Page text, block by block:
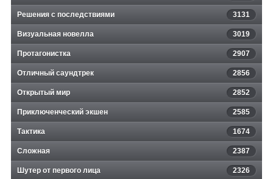
Решения с последствиями 3131
Визуальная новелла 3019
Протагонистка 2907
Отличный саундтрек 2856
Открытый мир 2852
Приключенческий экшен 2585
Тактика 1674
Сложная 2387
Шутер от первого лица 2326